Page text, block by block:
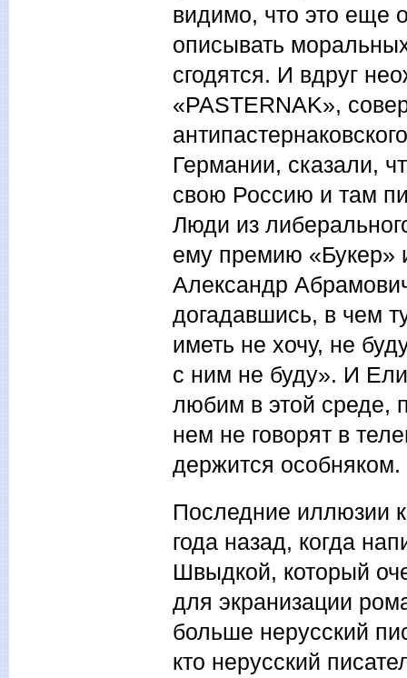
видимо, что это еще
описывать
сгодятся. И вдруг
«PASTERNAK»,
Германии, сказали,
свою Россию и там
Люди из
ему премию «Букер»
Александр
догадавшись, в чем
иметь не хочу, не
с ним не буду». И
любим в этой среде,
нем не говорят в
держится особняком.
Последние иллюзии
года назад, когда
Швыдкой, который
для экранизации
больше нерусский
кто нерусский